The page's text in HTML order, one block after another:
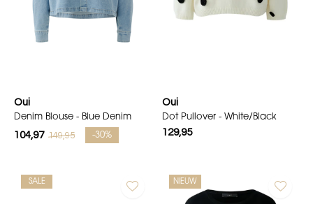
Oui
Denim Blouse - Blue Denim
104,97 149,95 -30%
Oui
Dot Pullover - White/Black
129,95
SALE NIEUW